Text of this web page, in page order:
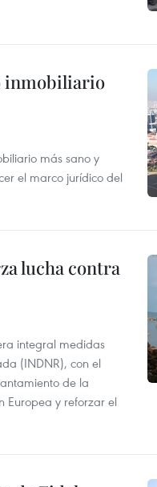
inmobiliario
más sano y
el marco jurídico del
lucha contra
integral medidas
(INDNR), con el
de la
Europea y reforzar el